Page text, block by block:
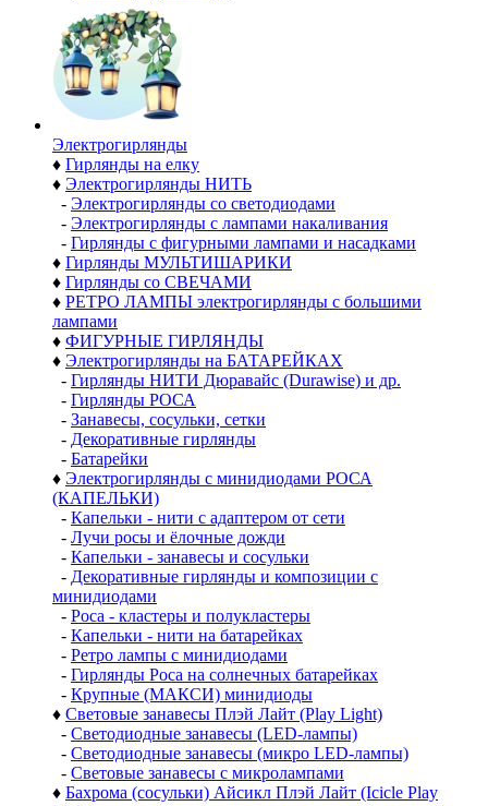
Электро­гирлянды
♦ Гирлянды на елку
♦ Электрогирлянды НИТЬ
- Электрогирлянды со светодиодами
- Электрогирлянды с лампами накаливания
- Гирлянды с фигурными лампами и насадками
♦ Гирлянды МУЛЬТИШАРИКИ
♦ Гирлянды со СВЕЧАМИ
♦ РЕТРО ЛАМПЫ электрогирлянды с большими
лампами
♦ ФИГУРНЫЕ ГИРЛЯНДЫ
♦ Электрогирлянды на БАТАРЕЙКАХ
- Гирлянды НИТИ Дюравайс (Durawise) и др.
- Гирлянды РОСА
- Занавесы, сосульки, сетки
- Декоративные гирлянды
- Батарейки
♦ Электрогирлянды с минидиодами РОСА
(КАПЕЛЬКИ)
- Капельки - нити с адаптером от сети
- Лучи росы и ёлочные дожди
- Капельки - занавесы и сосульки
- Декоративные гирлянды и композиции с
минидиодами
- Роса - кластеры и полукластеры
- Капельки - нити на батарейках
- Ретро лампы с минидиодами
- Гирлянды Роса на солнечных батарейках
- Крупные (МАКСИ) минидиоды
♦ Световые занавесы Плэй Лайт (Play Light)
- Светодиодные занавесы (LED-лампы)
- Светодиодные занавесы (микро LED-лампы)
- Световые занавесы с микролампами
♦ Бахрома (сосульки) Айсикл Плэй Лайт (Icicle Play